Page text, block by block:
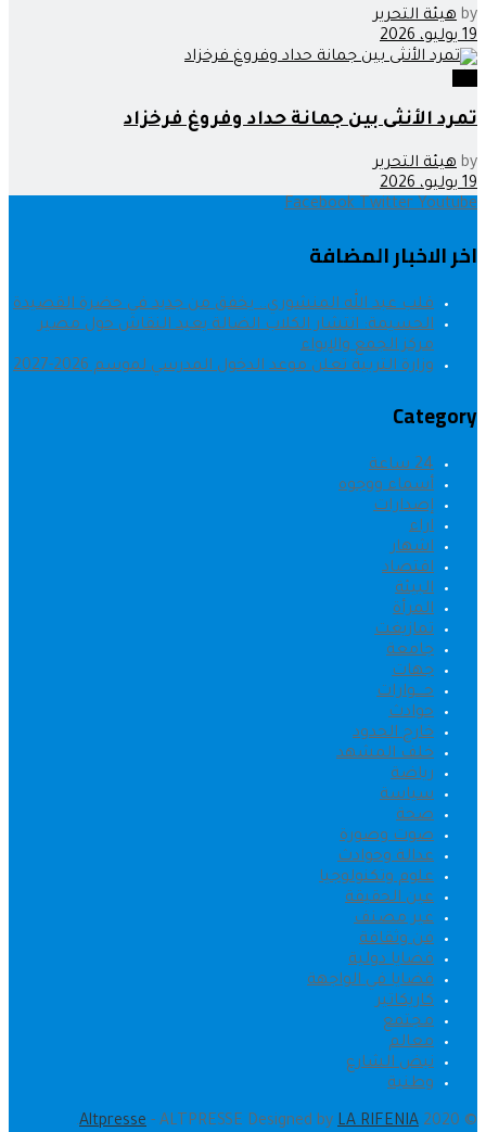
by هيئة التحرير
19 يوليو، 2026
تمرد الأنثى بين جمانة حداد وفروغ فرخزاد
by هيئة التحرير
19 يوليو، 2026
Facebook Twitter Youtube
اخر الاخبار المضافة
قلب عبد الله المنشوري.. يخفق من جديد في حضرة القصيدة
الحسيمة: انتشار الكلاب الضالة يعيد النقاش حول مصير
مركز الجمع والإيواء
وزارة التربية تعلن موعد الدخول المدرسي لموسم 2026-2027
Category
24 ساعة
أسماء ووجوه
إصدارات
اراء
اشهار
اقتصاد
البيئة
المرأة
تمازيغت
جامعة
جهات
حــــوارات
حوادث
خارج الحدود
خلف المشهد
رياضة
سياسة
صحة
صوت وصورة
عدالة وحوادث
علوم وتكنولوجيا
عين الحقيقة
غير مصنف
فن وثقافة
قضايا دولية
قضايا في الواجهة
كاريكاتير
مجتمع
معالم
نبض الشارع
وطنية
© 2020
Altpresse - ALTPRESSE Designed by LA RIFENIA
.